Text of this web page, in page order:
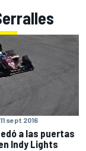
11 sept 2016
a las puertas
Indy Lights